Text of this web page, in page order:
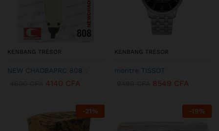
KENBANG TRÉSOR
NEW CHAOBAPRC 808 :
4140 CFA
KENBANG TRÉSOR
montre TISSOT
8549 CFA
-21% -19%